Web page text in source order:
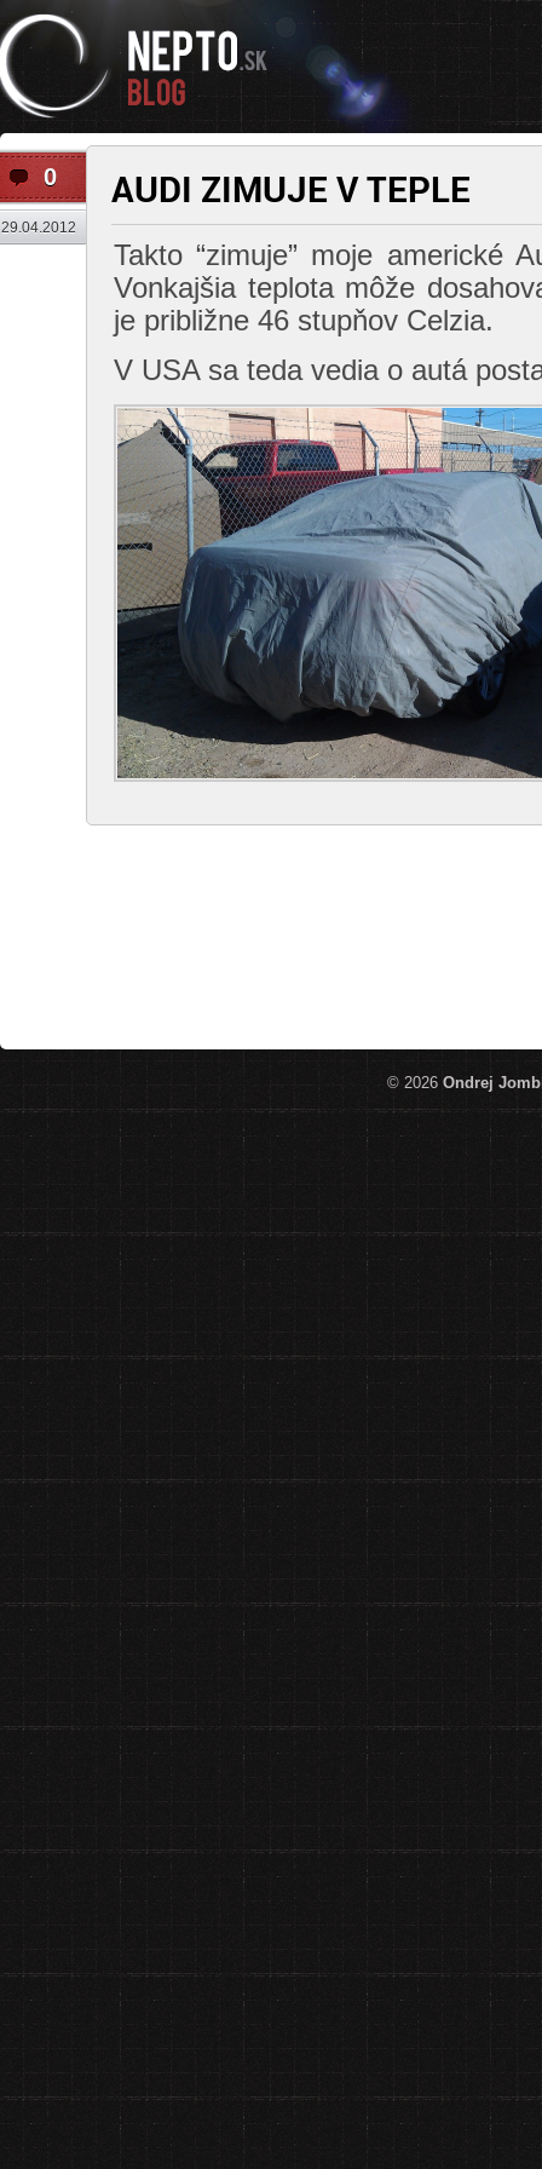
0
29.04.2012
AUDI ZIMUJE V TEPLE
Takto “zimuje” moje americké
Vonkajšia teplota môže
je približne 46 stupňov Celzia.
V USA sa teda vedia o autá
© 2026 Ondrej